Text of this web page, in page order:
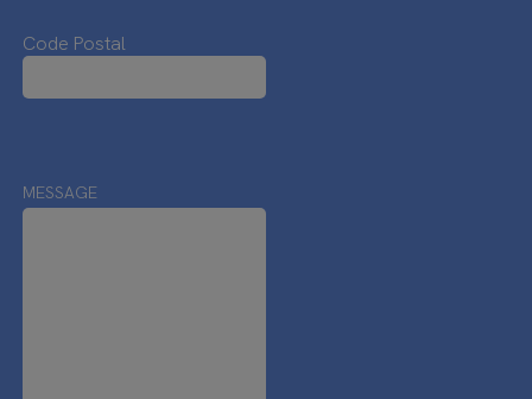
Code Postal
MESSAGE